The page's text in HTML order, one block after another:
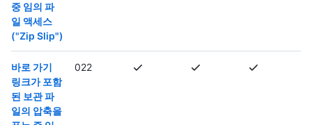
중 임의 파
일 액세스
("Zip Slip")
바로 가기
링크가 포함
된 보관 파
일의 압축을
022